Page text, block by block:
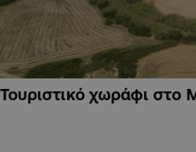
Τουριστικό χωράφι στο